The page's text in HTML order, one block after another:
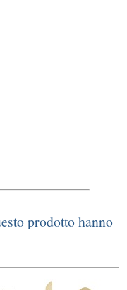
prodotto hanno